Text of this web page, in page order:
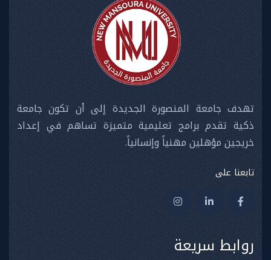
تهدف جامعة المنصورة الجديدة إلى أن تكون جامعة
ذكية تقدم برامج تعليمية متميزة تساهم في إعداد
خريجين مؤهلين مهنياً وإنسانياً.
تابعنا على
روابط سريعة